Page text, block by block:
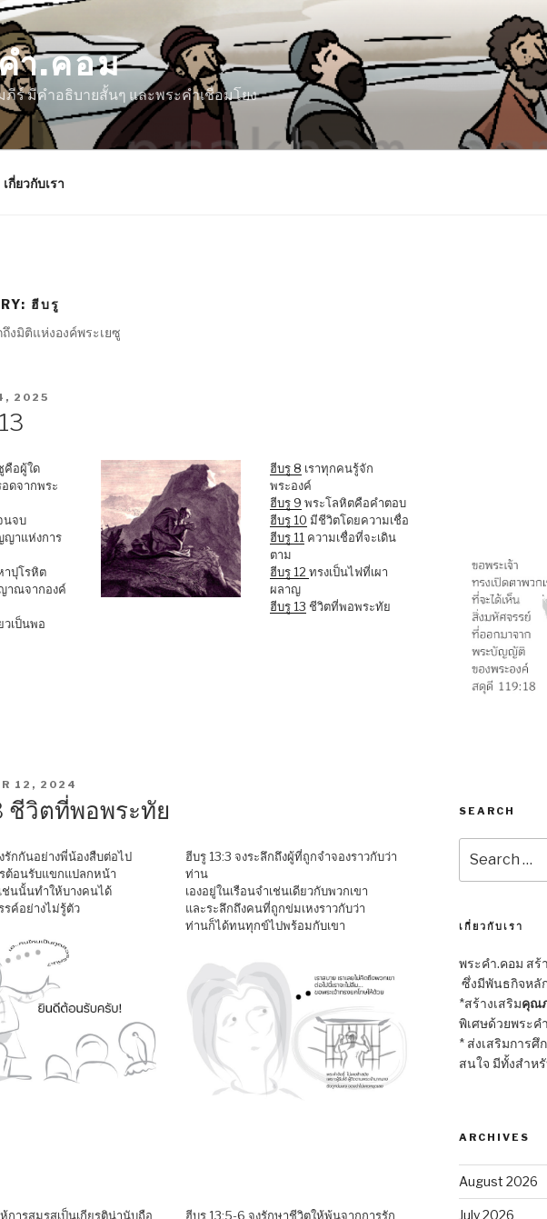
ำ.คอม
ร์ มีคำอธิบายสั้นๆ และพระคำเชื่อมโยง
เกี่ยวกับเรา
ฮีบรู
งมิติแห่งองค์พระเยซู
2025
คือผู้ใด
ดจากพระ
นจบ
ญาแห่งการ
าปุโรหิต
าณจากองค์
วเป็นพอ
ฮีบรู 8 เราทุกคนรู้จัก
พระองค์
ฮีบรู 9 พระโลหิตคือคำตอบ
ฮีบรู 10 มีชีวิตโดยความเชื่อ
ฮีบรู 11 ความเชื่อที่จะเดิน
ตาม
ฮีบรู 12 ทรงเป็นไฟที่เผา
ผลาญ
ฮีบรู 13 ชีวิตที่พอพระทัย
12, 2024
ชีวิตที่พอพระทัย
รักกันอย่างพี่น้องสืบต่อไป
ต้อนรับแขกแปลกหน้า
ช่นนั้นทำให้บางคนได้
ค์อย่างไม่รู้ตัว
ฮีบรู 13:3 จงระลึกถึงผู้ที่ถูกจำจองราวกับว่า
ท่าน
เองอยู่ในเรือนจำเช่นเดียวกับพวกเขา
และระลึกถึงคนที่ถูกข่มเหงราวกับว่า
ท่านก็ได้ทนทุกข์ไปพร้อมกับเขา
ห้การสมรสเป็นเกียรติน่านับถือ
ฮีบรู 13:5-6 จงรักษาชีวิตให้พ้นจากการรัก
SEARCH
for:
เกี่ยวกับเรา
พระคำ.คอม ส
ซึ่งมีพันธกิจหลั
*สร้างเสริมคุณ
พิเศษด้วยพระค
* ส่งเสริมการศึ
สนใจ มีทั้งสำห
ARCHIVES
August 2026
July 2026